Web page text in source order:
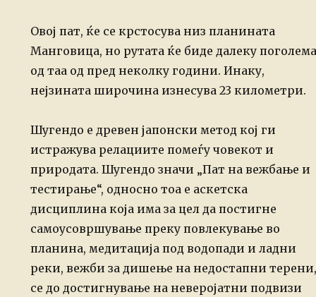
Овој пат, ќе се крстосува низ планината
Манговица, но рутата ќе биде далеку поголема
од таа од пред неколку години. Инаку,
нејзината широчина изнесува 23 километри.
Шугендо е древен јапонски метод кој ги
истражува релациите помеѓу човекот и
природата. Шугендо значи „Пат на вежбање и
тестирање“, односно тоа е аскетска
дисциплина која има за цел дапостигне
самоусовршување преку повлекување во
планина, медитација подводопади и ладни
реки, вежби за дишење на недостапни терени,
се до достигнување на неверојатни подвизи